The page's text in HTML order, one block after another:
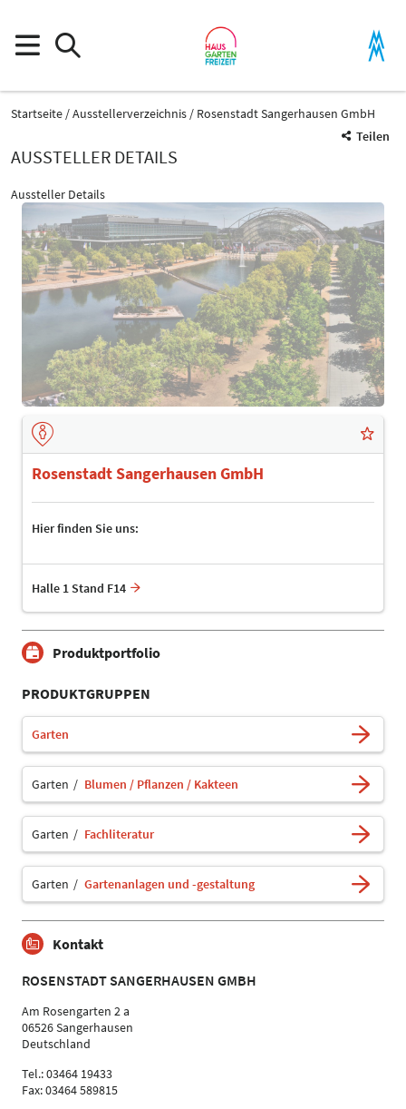
Startseite Ausstellerverzeichnis
Rosenstadt Sangerhausen GmbH
Teilen
AUSSTELLER DETAILS
Aussteller Details
Rosenstadt Sangerhausen GmbH
Hier finden Sie uns:
Halle 1 Stand F14
Produktportfolio
PRODUKTGRUPPEN
Garten
Garten Blumen / Pflanzen / Kakteen
Garten Fachliteratur
Garten Gartenanlagen und -gestaltung
Kontakt
ROSENSTADT SANGERHAUSEN GMBH
Am Rosengarten 2 a
06526 Sangerhausen
Deutschland
Tel.: 03464 19433
Fax: 03464 589815